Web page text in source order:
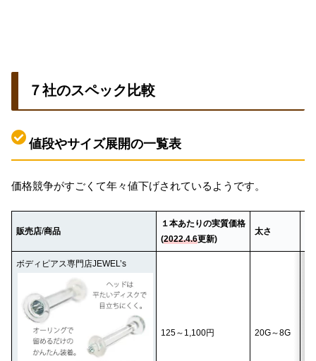
７社のスペック比較
値段やサイズ展開の一覧表
価格競争がすごくて年々値下げされているようです。
販売店/商品
１本あたりの実質価格
(2022.4.6更新)
太さ
ボディピアス専門店JEWEL’s
125～1,100円 20G～8G